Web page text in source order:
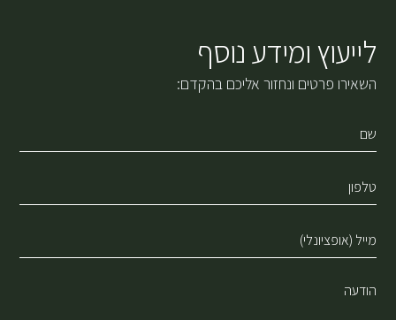
לייעוץ ומידע נוסף
השאירו פרטים ונחזור אליכם בהקדם: